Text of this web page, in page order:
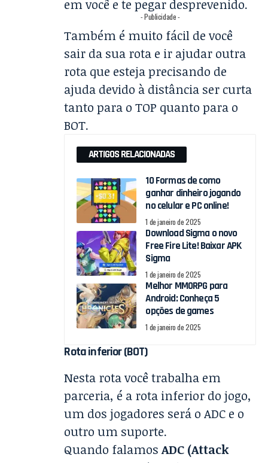
em você e te pegar desprevenido.
- Publicidade -
Também é muito fácil de você
sair da sua rota e ir ajudar outra
rota que esteja precisando de
ajuda devido à distância ser curta
tanto para o TOP quanto para o
BOT.
ARTIGOS RELACIONADAS
10 Formas de como
ganhar dinheiro jogando
no celular e PC online!
1 de janeiro de 2025
Download Sigma o novo
Free Fire Lite! Baixar APK
Sigma
1 de janeiro de 2025
Melhor MMORPG para
Android: Conheça 5
opções de games
1 de janeiro de 2025
Rota inferior (BOT)
Nesta rota você trabalha em
parceria, é a rota inferior do jogo,
um dos jogadores será o ADC e o
outro um suporte.
Quando falamosADC (Attack